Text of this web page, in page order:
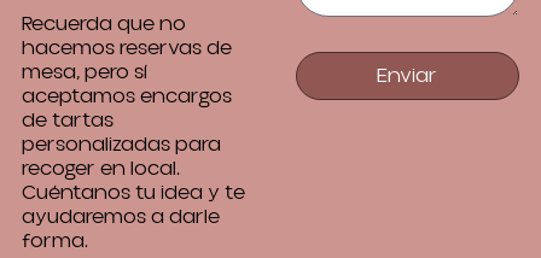
Recuerda que no
hacemos reservas de
mesa, pero sí
aceptamos encargos
de tartas
personalizadas para
recoger en local.
Cuéntanos tu idea y te
ayudaremos a darle
forma.
Enviar